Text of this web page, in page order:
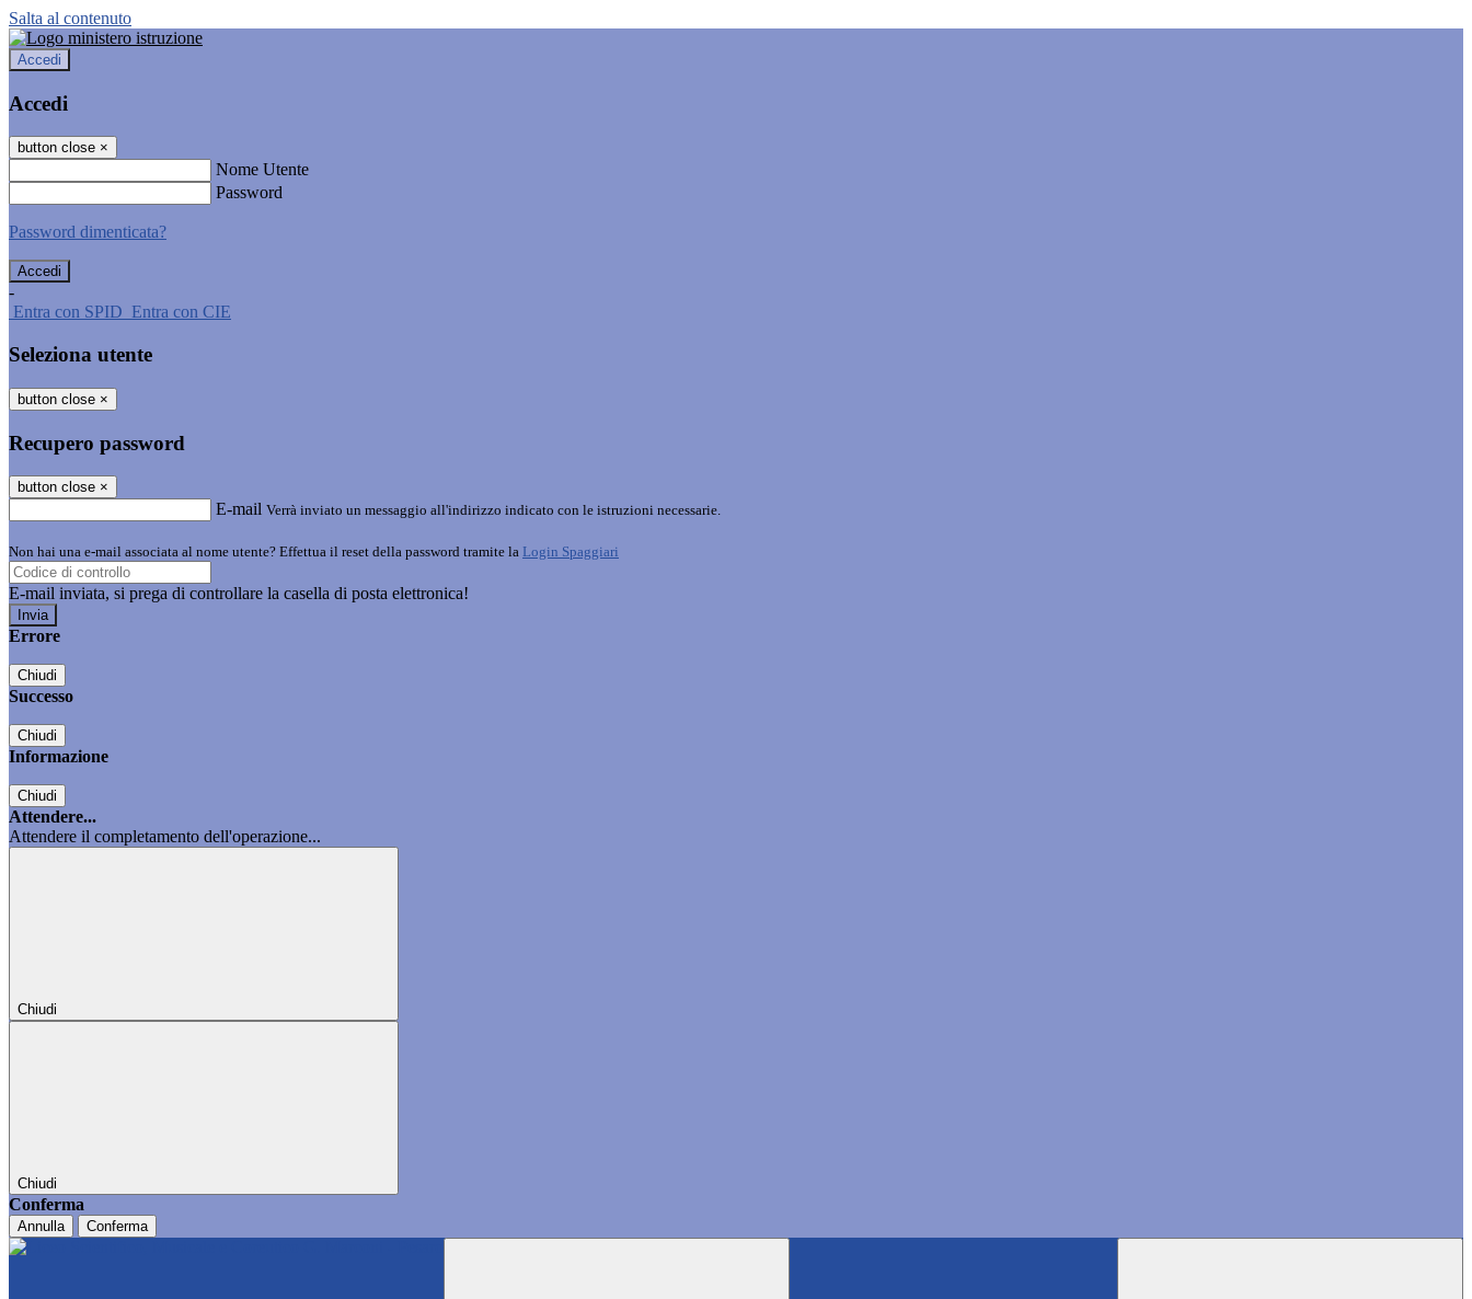
Salta al contenuto
Accedi
Accedi
button close ×
Nome Utente
Password
Password dimenticata?
-
Entra con SPID Entra con CIE
Seleziona utente
button close ×
Recupero password
button close ×
E-mail Verrà inviato un messaggio all'indirizzo indicato con le istruzioni necessarie.
Non hai una e-mail associata al nome utente? Effettua il reset della password tramite la Login Spaggiari
E-mail inviata, si prega di controllare la casella di posta elettronica!
Errore
Chiudi
Successo
Chiudi
Informazione
Chiudi
Attendere...
Attendere il completamento dell'operazione...
Chiudi
Chiudi
Conferma
Annulla Conferma